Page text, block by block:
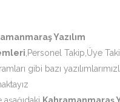
Yazılım
,Personel Takip,Üye
gibi bazı